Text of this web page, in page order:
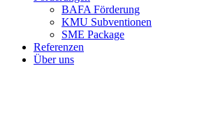
BAFA Förderung
KMU Subventionen
SME Package
Referenzen
Über uns